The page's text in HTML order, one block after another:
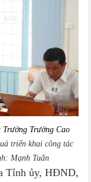
Trường Cao
triển khai công tác
Mạnh Tuấn
Tỉnh ủy, HĐND,